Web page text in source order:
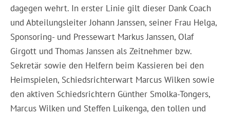
dagegen wehrt. In erster Linie gilt dieser Dank Coach
und Abteilungsleiter Johann Janssen, seiner Frau Helga,
Sponsoring- und Pressewart Markus Janssen, Olaf
Girgott und Thomas Janssen als Zeitnehmer bzw.
Sekretär sowie den Helfern beim Kassieren bei den
Heimspielen, Schiedsrichterwart Marcus Wilken sowie
den aktiven Schiedsrichtern Günther Smolka-Tongers,
Marcus Wilken und Steffen Luikenga, den tollen und